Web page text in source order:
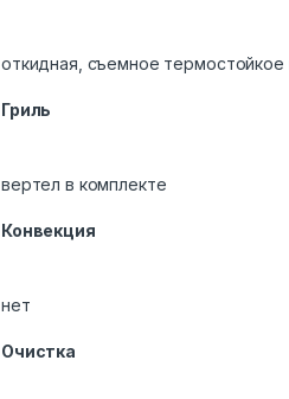
откидная, съемное термостойкое
Гриль
вертел в комплекте
Конвекция
нет
Очистка